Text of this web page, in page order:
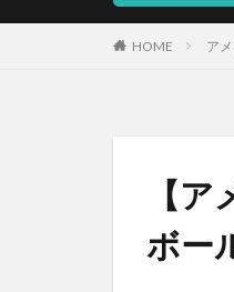
HOME ア
【
ボー